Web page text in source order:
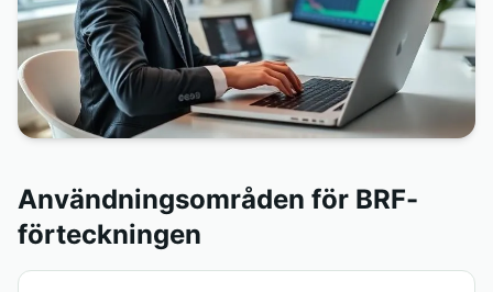
Användningsområden för BRF-
förteckningen